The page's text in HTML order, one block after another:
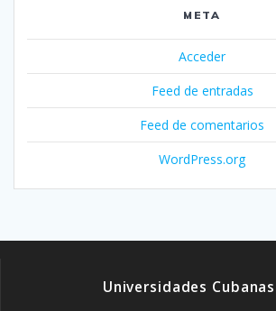
META
Acceder
Feed de entradas
Feed de comentarios
WordPress.org
Universidades Cubanas